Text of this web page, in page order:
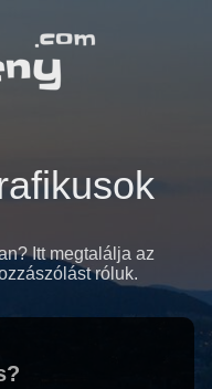
Itt megtalálja az
róluk.